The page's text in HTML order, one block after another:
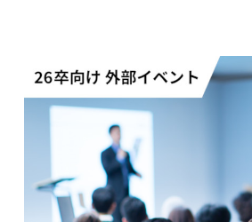
仕事について
キャリアについて
採用情報